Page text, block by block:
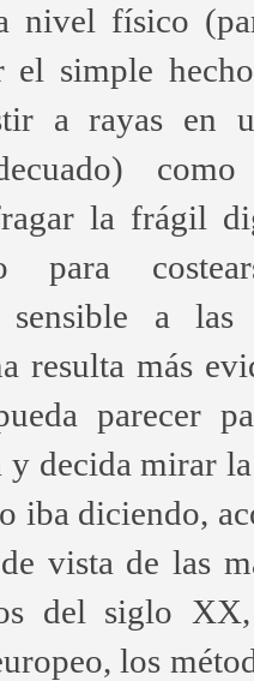
nivel físico
el simple
a rayas en
la frágil
para
sensible a
resulta más
parecer
y decida mirar
iba diciendo,
vista de las
del siglo
los